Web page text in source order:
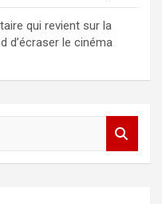
qui revient sur la
d’écraser le cinéma